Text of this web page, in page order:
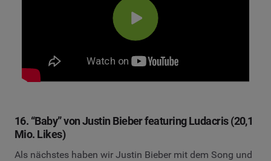
16. “Baby” von Justin Bieber featuring Ludacris (20,1
Mio. Likes)
Als nächstes haben wir Justin Bieber mit dem Song und